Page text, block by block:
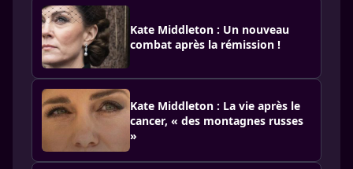
Kate Middleton : Un nouveau
combat après la rémission !
Kate Middleton : La vie après le
cancer, « des montagnes russes
»